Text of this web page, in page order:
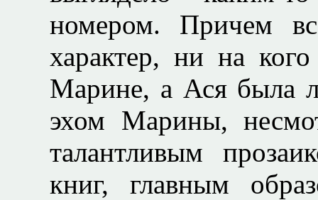
номером. Причем
характер, ни на
Марине, а Ася была
эхом Марины,
талантливым
книг, главным